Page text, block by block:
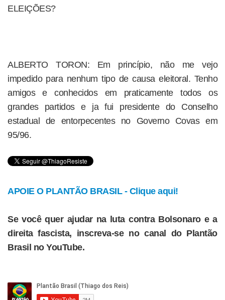
ELEIÇÕES?
ALBERTO TORON: Em princípio, não me vejo
impedido para nenhum tipo de causa eleitoral. Tenho
amigos e conhecidos em praticamente todos os
grandes partidos e ja fui presidente do Conselho
estadual de entorpecentes no Governo Covas em
95/96.
APOIE O PLANTÃO BRASIL - Clique aqui!
Se você quer ajudar na luta contra Bolsonaro e a
direita fascista, inscreva-se no canal do Plantão
Brasil no YouTube.